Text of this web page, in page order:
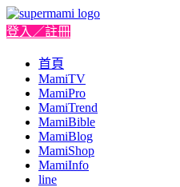
登入／註冊
首頁
MamiTV
MamiPro
MamiTrend
MamiBible
MamiBlog
MamiShop
MamiInfo
line